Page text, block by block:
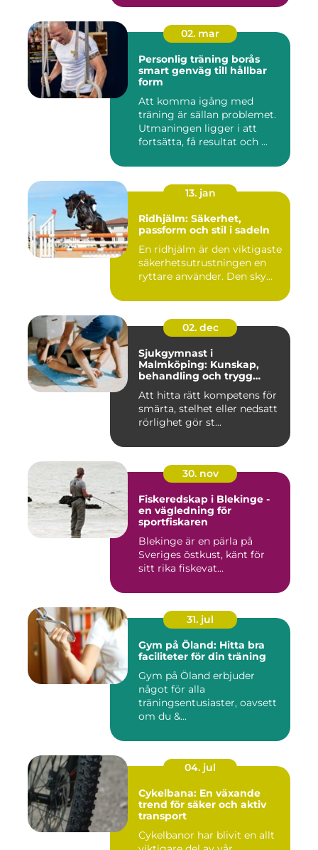
02. mar
Personlig träning borås
smart genväg till hållbar
form
Att komma igång med
träning är sällan problemet.
Utmaningen ligger i att
fortsätta, få resultat och ...
13. jan
Ridhjälm: Säkerhet,
passform och stil i sadeln
En ridhjälm är den viktigaste
säkerhetsutrustningen en
ryttare använder. Den sky...
02. dec
Sjukgymnast i
Malmköping: Kunskap,
behandling och trygg
Att hitta rätt kompetens för
smärta, stelhet eller nedsatt
rörlighet gör st...
30. nov
Fiskeredskap i Blekinge -
en vägledning för
sportfiskaren
Blekinge är en pärla på
Sveriges östkust, känt för
sitt rika fiskevat...
31. jul
Gym på Öland: Hitta bra
faciliteter för din träning
Gym på Öland erbjuder
något för alla
träningsentusiaster, oavsett
om du &...
04. jul
Cykelbana: En växande
trend för säker och aktiv
transport
Cykelbanor har blivit en allt